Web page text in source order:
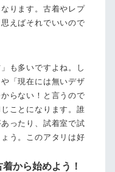
ります。古着やレプ
えばそれでいいので
も多いですよね。し
「現在には無いデザ
らない！と言うので
ことになります。誰
ったり、試着室で試
う。このアタリは好
から始めよう！